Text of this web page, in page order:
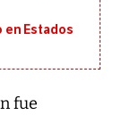
en Estados
fue